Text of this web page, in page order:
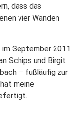
dass das
vier Wänden
September 2011
Schips und Birgit
– fußläufig zur
meine